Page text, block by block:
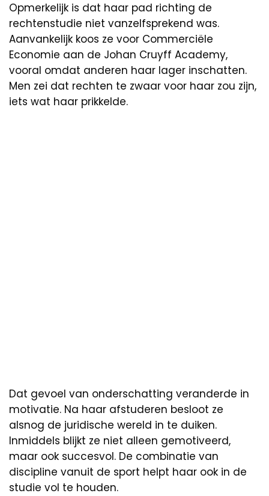
Opmerkelijk is dat haar pad richting de
rechtenstudie niet vanzelfsprekend was.
Aanvankelijk koos ze voor Commerciële
Economie aan de Johan Cruyff Academy,
vooral omdat anderen haar lager inschatten.
Men zei dat rechten te zwaar voor haar zou zijn,
iets wat haar prikkelde.
Dat gevoel van onderschatting veranderde in
motivatie. Na haar afstuderen besloot ze
alsnog de juridische wereld in te duiken.
Inmiddels blijkt ze niet alleen gemotiveerd,
maar ook succesvol. De combinatie van
discipline vanuit de sport helpt haar ook in de
studie vol te houden.